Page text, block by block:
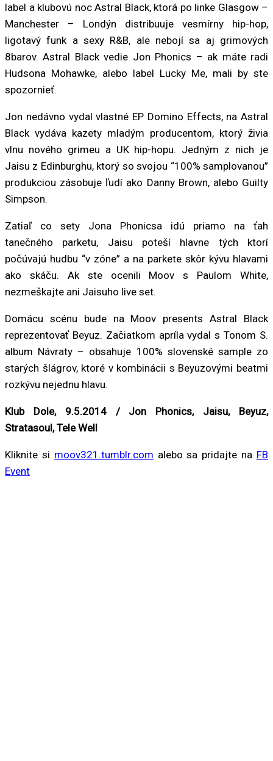
label a klubovú noc Astral Black, ktorá po linke Glasgow –
Manchester – Londýn distribuuje vesmírny hip-hop,
ligotavý funk a sexy R&B, ale nebojí sa aj grimových
8barov. Astral Black vedie Jon Phonics – ak máte radi
Hudsona Mohawke, alebo label Lucky Me, mali by ste
spozornieť.
Jon nedávno vydal vlastné EP Domino Effects, na Astral
Black vydáva kazety mladým producentom, ktorý živia
vlnu nového grimeu a UK hip-hopu. Jedným z nich je
Jaisu z Edinburghu, ktorý so svojou “100% samplovanou”
produkciou zásobuje ľudí ako Danny Brown, alebo Guilty
Simpson.
Zatiaľ co sety Jona Phonicsa idú priamo na ťah
tanečného parketu, Jaisu poteší hlavne tých ktorí
počúvajú hudbu “v zóne” a na parkete skôr kývu hlavami
ako skáču. Ak ste ocenili Moov s Paulom White,
nezmeškajte ani Jaisuho live set.
Domácu scénu bude na Moov presents Astral Black
reprezentovať Beyuz. Začiatkom apríla vydal s Tonom S.
album Návraty – obsahuje 100% slovenské sample zo
starých šlágrov, ktoré v kombinácii s Beyuzovými beatmi
rozkývu nejednu hlavu.
Klub Dole, 9.5.2014 / Jon Phonics, Jaisu, Beyuz,
Stratasoul, Tele Well
Kliknite si moov321.tumblr.com alebo sa pridajte na FB
Event